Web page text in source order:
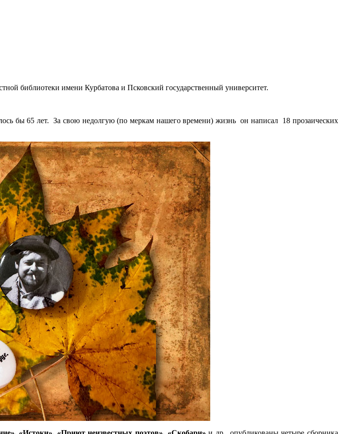
библиотеки имени Курбатова и Псковский государственный университет.
бы 65 лет. За свою недолгую (по меркам нашего времени) жизнь он написал 18 прозаических